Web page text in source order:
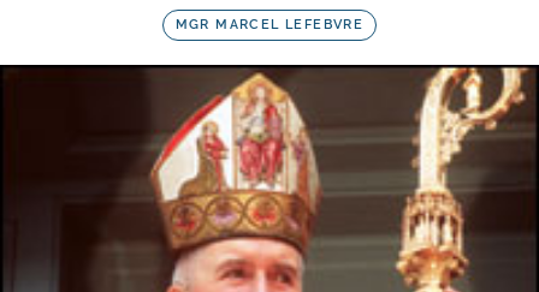
MGR MARCEL LEFEBVRE